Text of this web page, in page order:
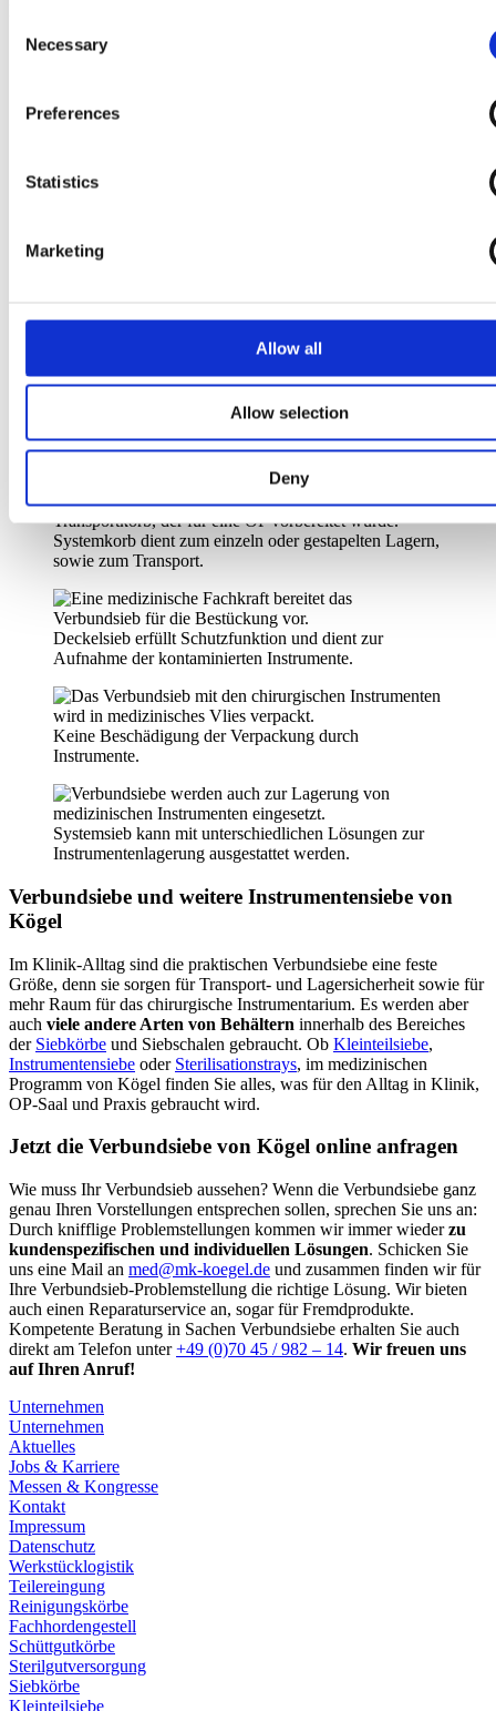
Selection
Necessary
Preferences
Statistics
Marketing
Allow all
Allow selection
Deny
Patentierter Doppelrahmen, Voraussetzung für
Gewebewandung (kein Restkondensat)
Hochwertiges Investitionsgut: Besonders langlebig und
und Organisation
Patentiertes Doppelrahmensystem
Wesentlich bessere Trocknung des Sterilgutes, kein
Systemkorb dient zum einzeln oder gestapelten Lagern,
sowie zum Transport.
Deckelsieb erfüllt Schutzfunktion und dient zur
Aufnahme der kontaminierten Instrumente.
Keine Beschädigung der Verpackung durch
Instrumente.
Systemsieb kann mit unterschiedlichen Lösungen zur
Instrumentenlagerung ausgestattet werden.
Verbundsiebe und weitere Instrumentensiebe von
Kögel
Im Klinik-Alltag sind die praktischen Verbundsiebe eine feste
Größe, denn sie sorgen für Transport- und Lagersicherheit sowie für
mehr Raum für das chirurgische Instrumentarium. Es werden aber
auch viele andere Arten von Behältern innerhalb des Bereiches
der Siebkörbe und Siebschalen gebraucht. Ob Kleinteilsiebe,
Instrumentensiebe oder Sterilisationstrays, im medizinischen
Programm von Kögel finden Sie alles, was für den Alltag in Klinik,
OP-Saal und Praxis gebraucht wird.
Jetzt die Verbundsiebe von Kögel online anfragen
Wie muss Ihr Verbundsieb aussehen? Wenn die Verbundsiebe ganz
genau Ihren Vorstellungen entsprechen sollen, sprechen Sie uns an:
Durch knifflige Problemstellungen kommen wir immer wiederzu
kundenspezifischen und individuellen Lösungen. Schicken Sie
uns eine Mail an med@mk-koegel.de und zusammen finden wir für
Ihre Verbundsieb-Problemstellung die richtige Lösung. Wir bieten
auch einen Reparaturservice an, sogar für Fremdprodukte.
Kompetente Beratung in Sachen Verbundsiebe erhalten Sie auch
direkt am Telefon unter+49 (0)70 45 / 982 – 14. Wir freuen uns
auf Ihren Anruf!
Unternehmen
Unternehmen
Aktuelles
Jobs & Karriere
Messen & Kongresse
Kontakt
Impressum
Datenschutz
Werkstücklogistik
Teilereingung
Reinigungskörbe
Fachhordengestell
Schüttgutkörbe
Sterilgutversorgung
Siebkörbe
Kleinteilsiebe